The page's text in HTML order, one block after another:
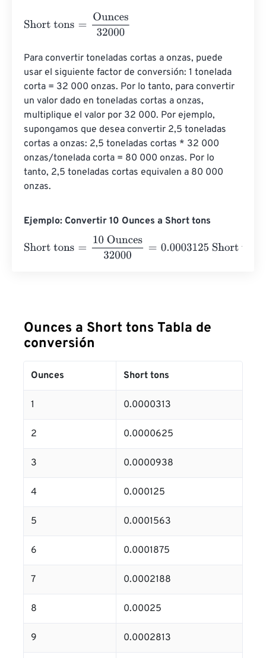
Short tons Ounces32000
Para convertir toneladas cortas a onzas, puede
usar el siguiente factor de conversión: 1 tonelada
corta = 32 000 onzas. Por lo tanto, para convertir
un valor dado en toneladas cortas a onzas,
multiplique el valor por 32 000. Por ejemplo,
supongamos que desea convertir 2,5 toneladas
cortas a onzas: 2,5 toneladas cortas * 32 000
onzas/tonelada corta = 80 000 onzas. Por lo
tanto, 2,5 toneladas cortas equivalen a 80 000
onzas.
Ejemplo: Convertir 10 Ounces a Short tons
Short tons
10 Ounces32000 0.0003125 Short tons
Ounces a Short tons Tabla de
conversión
Ounces Short tons
1 0.0000313
2 0.0000625
3 0.0000938
4 0.000125
5 0.0001563
6 0.0001875
7 0.0002188
8 0.00025
9 0.0002813